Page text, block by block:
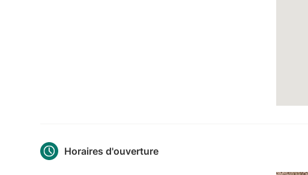
Horaires d'ouverture